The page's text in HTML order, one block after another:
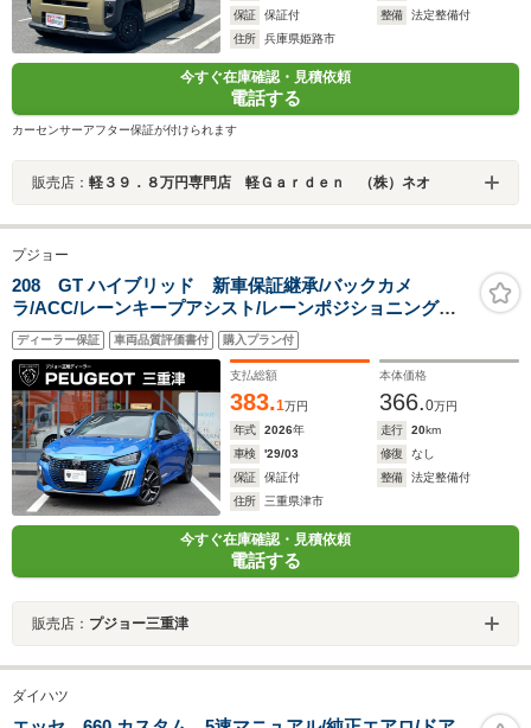
保証
保証付 整備
法定整備付
住所
兵庫県姫路市
今すぐ在庫確認・見積依頼
電話する
カーセンサーアフター保証が付けられます
販売店： 軽３９．８万円専門店 軽Ｇａｒｄｅｎ （株）ネオ
プジョー
208 GT ハイブリッド 新車保証継承/バックカメ
ラ/ACC/レーンキープアシスト/レーンポジショニングア
シスト/ブラインドスポットモニター/LEDヘッドライト/フ
ロント・バックソナー/アップルカープレイ/アンドロイド
オート
ディーラー保証 車両品質評価書付 購入プラン付
支払総額
383.1万円
本体価格
366.0万円
年式
2026年 走行 20km
車検
'29/03 修復
なし
保証
保証付 整備
法定整備付
住所
三重県津市
今すぐ在庫確認・見積依頼
電話する
販売店： プジョー三重津
ダイハツ